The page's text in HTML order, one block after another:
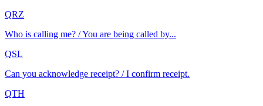
QRZ
Who is calling me? / You are being called by...
QSL
Can you acknowledge receipt? / I confirm receipt.
QTH